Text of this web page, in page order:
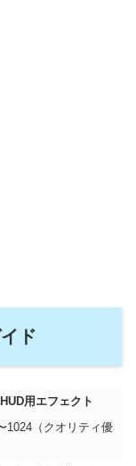
ド
用エフェクト
1024（クオリティ優